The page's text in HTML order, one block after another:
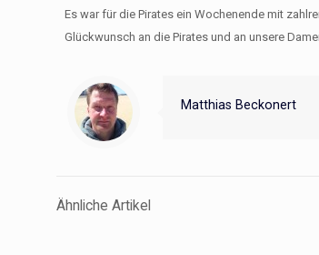
Es war für die Pirates ein Wochenende mit
Glückwunsch an die Pirates und an unsere
Matthias Beckonert
Ähnliche Artikel